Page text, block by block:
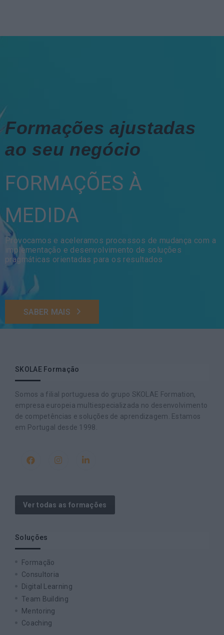
Formações ajustadas
ao seu negócio
FORMAÇÕES À
MEDIDA
Provocamos e aceleramos processos de mudança com a
implementação e desenvolvimento de soluções
pragmáticas orientadas para os resultados
SABER MAIS
SKOLAE Formação
Somos a filial portuguesa do grupo SKOLAE Formation,
empresa europeia multiespecializada no desenvolvimento
de competências e soluções de aprendizagem. Estamos
em Portugal desde 1998.
Ver todas as formações
Soluções
Formação
Consultoria
Digital Learning
Team Building
Mentoring
Coaching